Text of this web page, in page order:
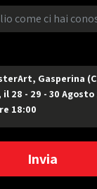
Gasperina
28 - 29 - 30
18:00